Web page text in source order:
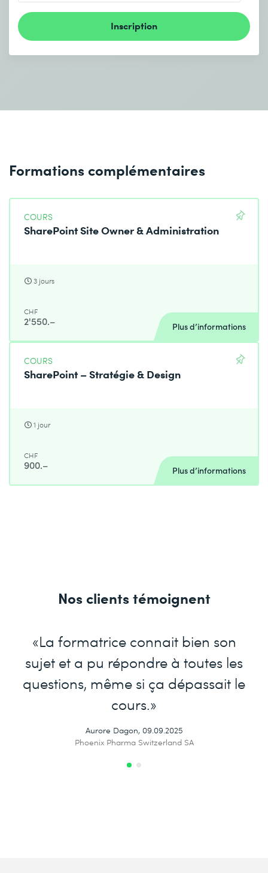
Inscription
Formations complémentaires
COURS
SharePoint Site Owner & Administration
3 jours
CHF
2'550.– Plus d’informations
COURS
SharePoint – Stratégie & Design
1 jour
CHF
900.– Plus d’informations
Nos clients témoignent
«La formatrice connait bien son
sujet et a pu répondre à toutes les
questions, même si ça dépassait le
cours.»
Aurore Dagon, 09.09.2025
Phoenix Pharma Switzerland SA